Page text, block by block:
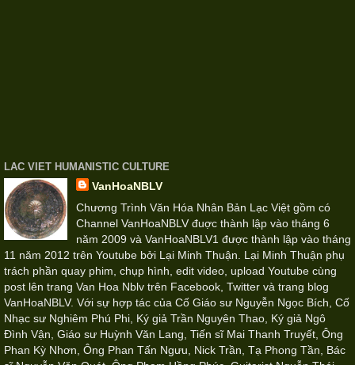
LAC VIET HUMANISTIC CULTURE
VanHoaNBLV
Chương Trình Văn Hóa Nhân Bản Lạc Việt gồm có
Channel VanHoaNBLV đuợc thành lập vào tháng 6
năm 2009 và VanHoaNBLV1 được thành lập vào tháng
11 năm 2012 trên Youtube bởi Lại Minh Thuận. Lại Minh Thuận phụ
trách phần quay phim, chụp hình, edit video, upload Youtube cùng
post lên trang Van Hoa Nblv trên Facebook, Twitter và trang blog
VanHoaNBLV. Với sự hợp tác của Cố Giáo sư Nguyễn Ngọc Bích, Cố
Nhạc sư Nghiêm Phú Phi, Ký giả Trần Nguyên Thao, Ký giả Ngô
Đình Vận, Giáo sư Huỳnh Văn Lang, Tiến sĩ Mai Thanh Truyết, Ông
Phan Kỳ Nhơn, Ông Phan Tấn Ngưu, Nick Trần, Tạ Phong Tần, Bác